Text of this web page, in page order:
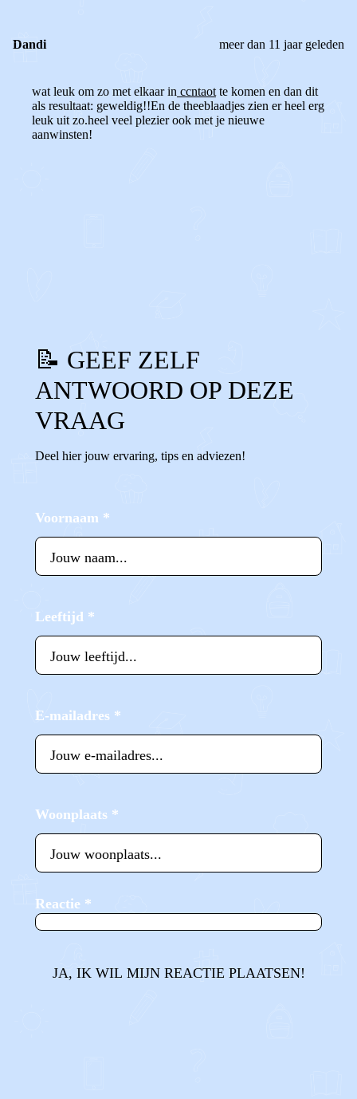
Dandi meer dan 11 jaar geleden
wat leuk om zo met elkaar in ccntaot te komen en dan dit
als resultaat: geweldig!!En de theeblaadjes zien er heel erg
leuk uit zo.heel veel plezier ook met je nieuwe
aanwinsten!
📝 GEEF ZELF
ANTWOORD OP DEZE
VRAAG
Deel hier jouw ervaring, tips en adviezen!
Voornaam *
Leeftijd *
E-mailadres *
Woonplaats *
Reactie *
JA, IK WIL MIJN REACTIE PLAATSEN!